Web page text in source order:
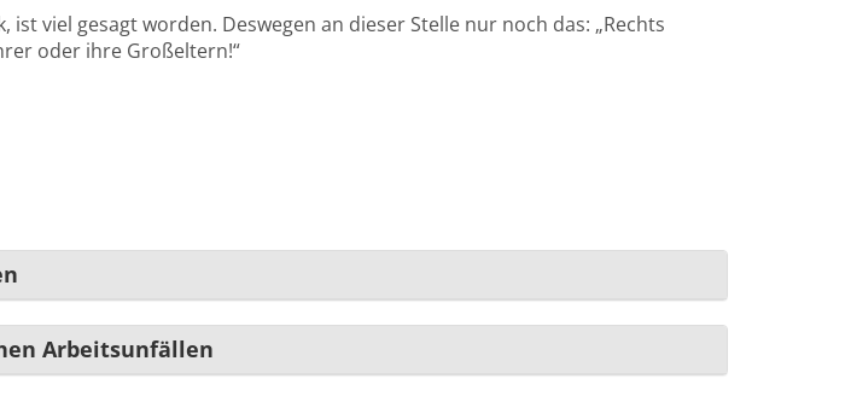
viel gesagt worden. Deswegen an dieser Stelle nur noch das: „Rechts
oder ihre Großeltern!“
Arbeitsunfällen